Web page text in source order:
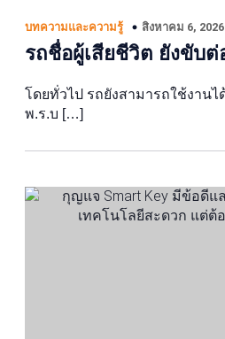
บทความและความรู้ สิงหาคม 6, 2026
รถชื่อผู้เสียชีวิต ยังขับต่
โดยทั่วไป รถยังสามารถใช้งาน
พ.ร.บ […]